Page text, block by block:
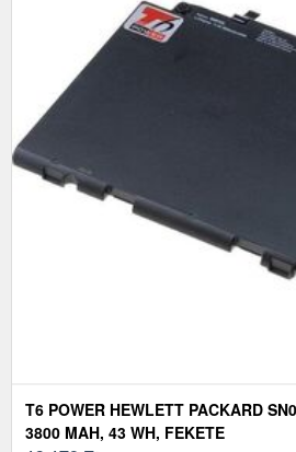
T6 POWER HEWLETT PACKARD
3800 MAH, 43 WH, FEKETE